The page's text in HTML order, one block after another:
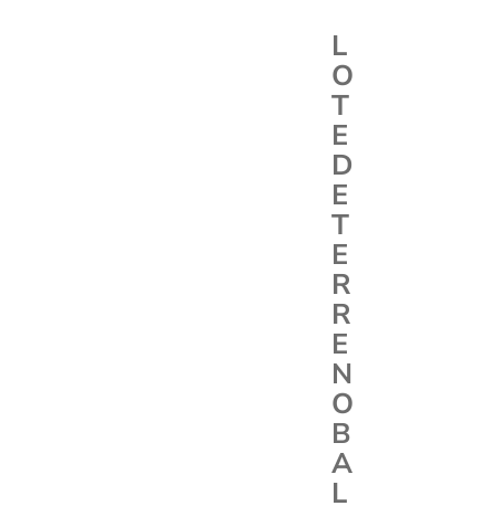
L
O
T
E
D
E
T
E
R
R
E
N
O
B
A
L